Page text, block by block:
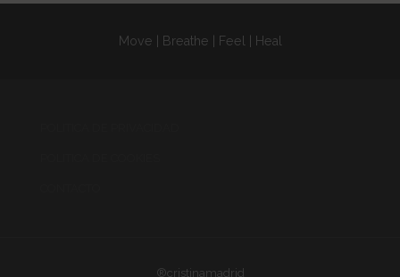
Move | Breathe | Feel | Heal
®cristinamadrid